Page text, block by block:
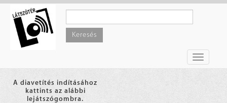
tartalomra
Keresés
Toggle
A diavetítés indításához
kattints az alábbi
lejátszógombra.